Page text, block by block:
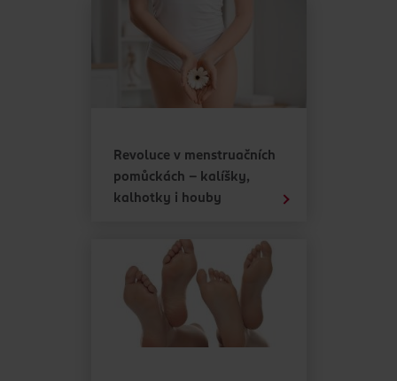
Revoluce v menstruačních
pomůckách - kalíšky,
kalhotky i houby